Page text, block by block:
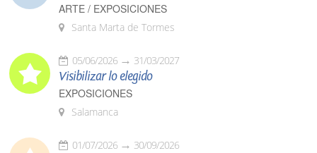
ARTE / EXPOSICIONES
Santa Marta de Tormes
05/06/2026 31/03/2027
Visibilizar lo elegido
EXPOSICIONES
Salamanca
01/07/2026 30/09/2026